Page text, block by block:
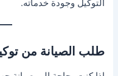
التوكيل وجودة خدماته.
طلب الصيانة من